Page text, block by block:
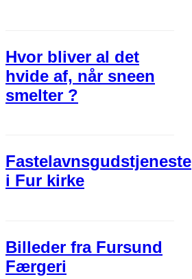
Hvor bliver al det
hvide af, når sneen
smelter ?
Fastelavnsgudstjeneste
i Fur kirke
Billeder fra Fursund
Færgeri